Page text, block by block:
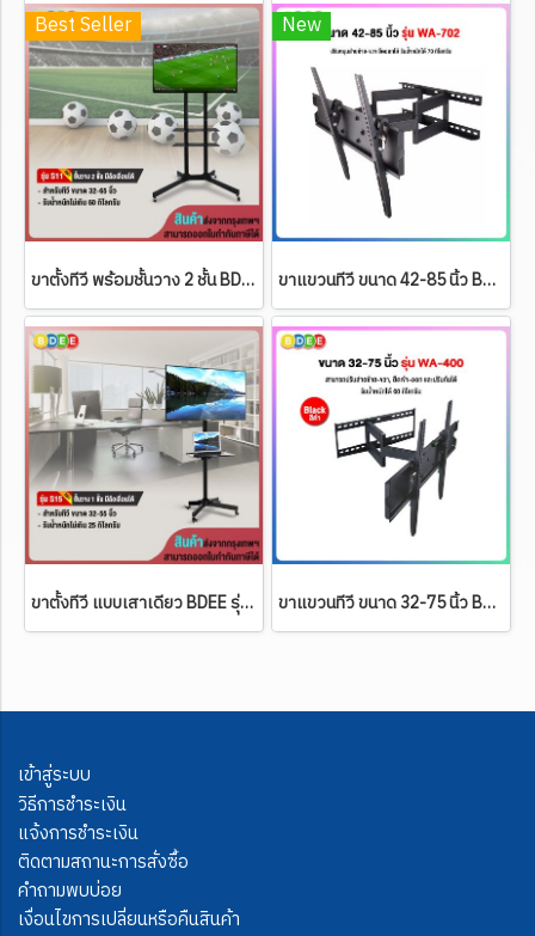
Best Seller
ขาตั้งทีวี พร้อมชั้นวาง 2 ชั้น BDEE รุ่น S11 (สีดำ) (รองรับทีวี ขนาด 32-65 นิ้ว) High Quality
New
ขาแขวนทีวี ขนาด 42-85 นิ้ว BDEE รุ่น WA-702 แขนคู่ (ติดผนัง, ปรับยืด-หด-ส่ายได้, ปรับก้มได้)
ขาตั้งทีวี แบบเสาเดียว BDEE รุ่น S15 (รองรับทีวี ขนาด 32-55 นิ้ว) High Quality ขาแขวนทีวี ขนาด 32-75 นิ้ว BDEE รุ่น WA-400 เหล็กหนามาก (ปรับยืด-หดได้, ปรับก้มได้) มีสีดำ+ขาว
เข้าสู่ระบบ
วิธีการชำระเงิน
แจ้งการชำระเงิน
ติดตามสถานะการสั่งซื้อ
คำถามพบบ่อย
เงื่อนไขการเปลี่ยนหรือคืนสินค้า